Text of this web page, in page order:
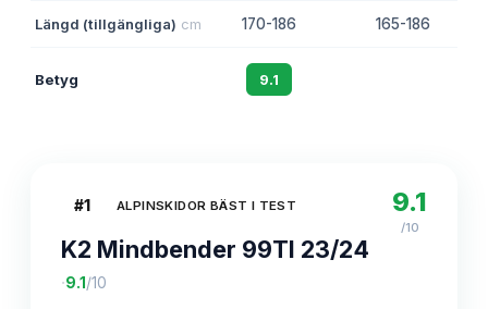
Längd (tillgängliga) cm 170-186 165-186
Betyg 9.1
#1 ALPINSKIDOR BÄST I TEST
K2 Mindbender 99TI 23/24
·9.1 /10
9.1
/10